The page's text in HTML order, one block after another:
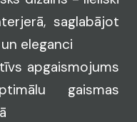
saglabājot
eleganci
apgaismojums
gaismas